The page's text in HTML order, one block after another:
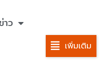
าว
เพิ่มเติม